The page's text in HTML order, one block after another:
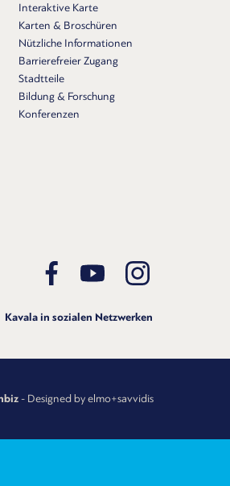
Interaktive Karte
Karten & Broschüren
Nützliche Informationen
Barrierefreier Zugang
Stadtteile
Bildung & Forschung
Konferenzen
Kavala in sozialen Netzwerken
- Designed by elmo+savvidis